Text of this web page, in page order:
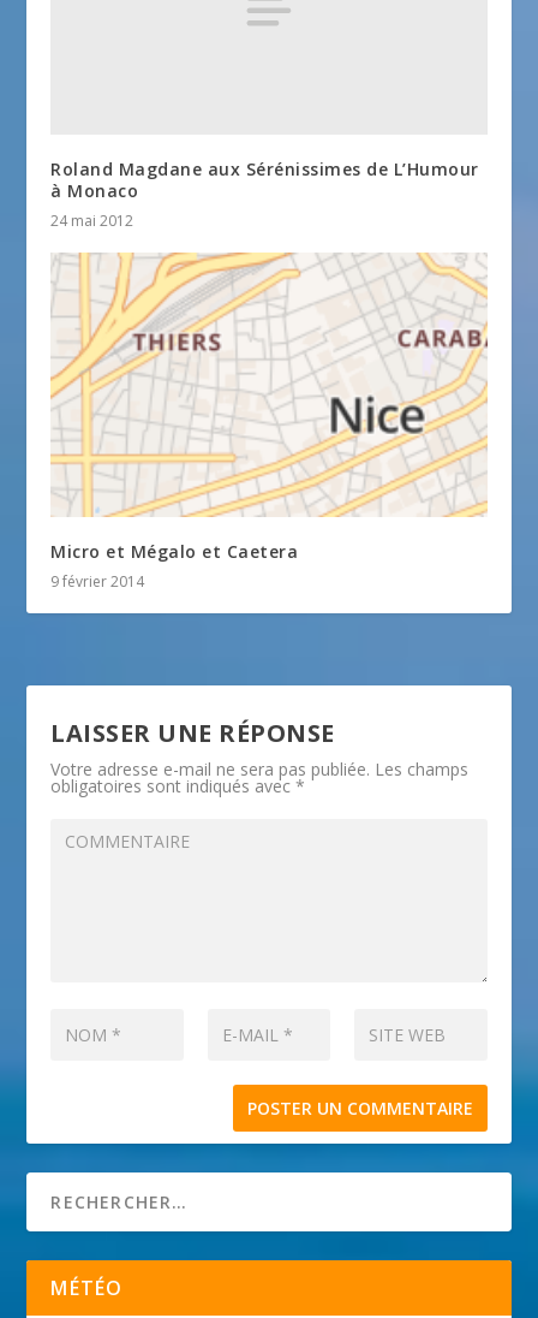
Roland Magdane aux Sérénissimes de L’Humour
à Monaco
24 mai 2012
Micro et Mégalo et Caetera
9 février 2014
LAISSER UNE RÉPONSE
Votre adresse e-mail ne sera pas publiée. Les champs
obligatoires sont indiqués avec*
MÉTÉO